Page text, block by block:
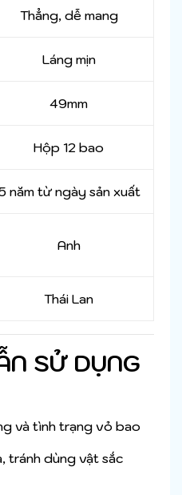
Thẳng, dễ mang
Láng mịn
49mm
Hộp 12 bao
năm từ ngày sản xuất
Anh
Thái Lan
SỬ DỤNG
và tình trạng vỏ bao
tránh dùng vật sắc